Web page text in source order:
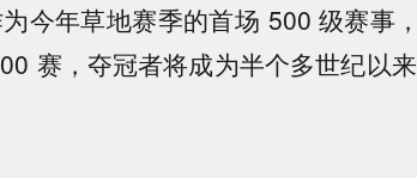
今年草地赛季的首场 500 级赛事
赛，夺冠者将成为半个多世纪以